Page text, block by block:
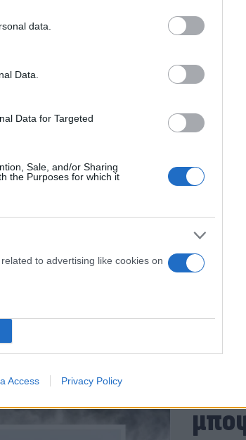
data.
Data.
Data for Targeted
Sale, and/or Sharing
the Purposes for which it
to advertising like cookies on
Access Privacy Policy
ακολούθησε το Flash.gr
400